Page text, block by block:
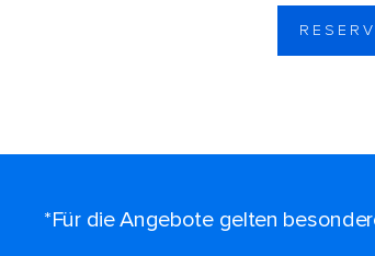
*Für die Angebote gelten